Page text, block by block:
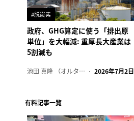
#脱炭素
政府、GHG算定に使う「排出原
単位」を大幅減: 重厚長大産業は
5割減も
池田 真隆 （オルタナ輪番編集長） 2026年7月2日
有料記事一覧